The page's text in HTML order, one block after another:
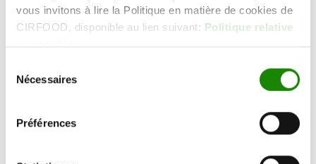
vous invitons à lire la Politique en matière de cookies de
CIRFOOD, disponible au lien suivant: Politique relative
aux cookies
Nécessaires
Préférences
professionnelles aux associés et aux
employés ;
valoriser le travail des employés, leur créativité
développement culturel et professionnel à
protéger l’histoire et développer le patrimoine
travers une innovation continue et nécessaire ;